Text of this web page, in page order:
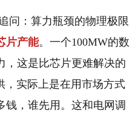
问：算力瓶颈的物理极限
片产能。一个100MW的数
，这是比芯片更难解决的
，实际上是在用市场方式
，谁先用。这和电网调